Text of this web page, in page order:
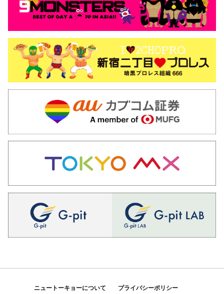
ニュートーキョーについて プライバシーポリシー